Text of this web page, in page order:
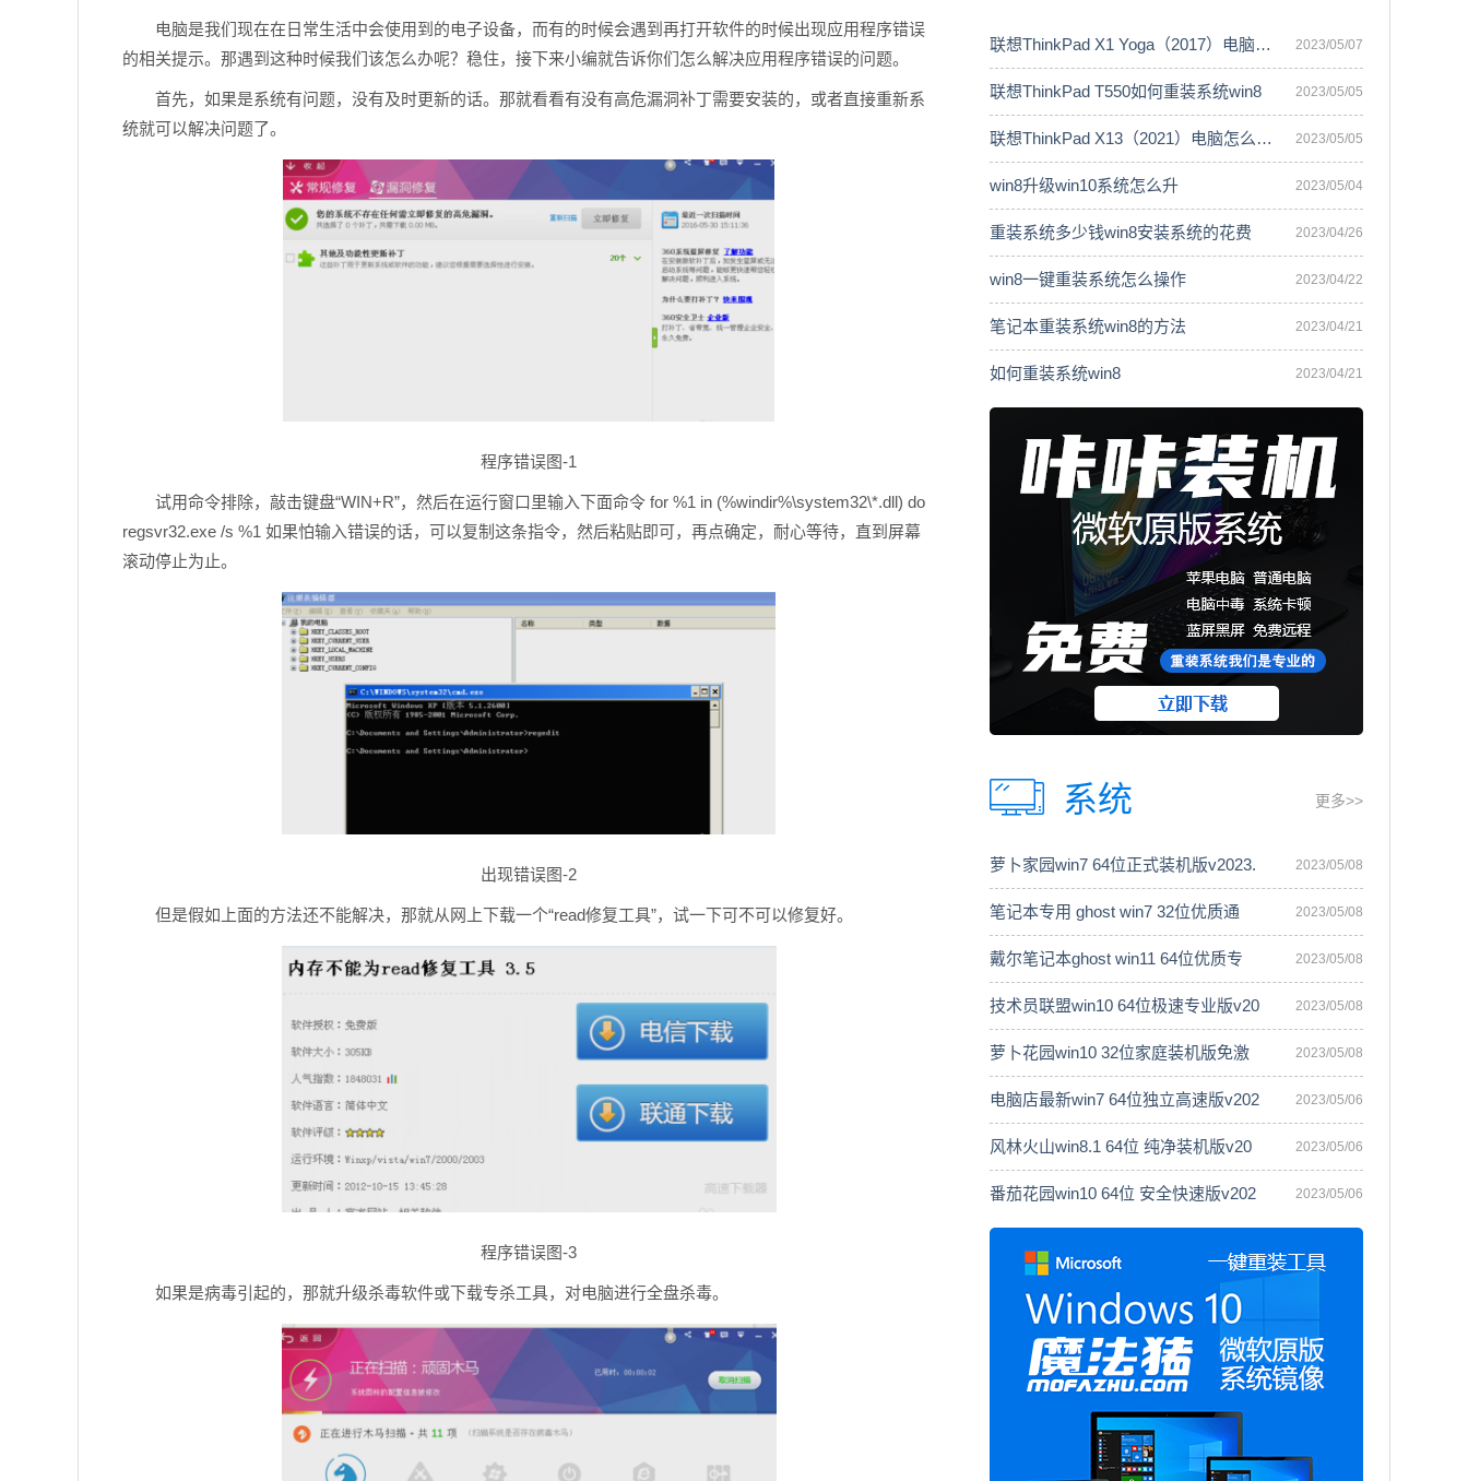
电脑是我们现在在日常生活中会使用到的电子设备，而有的时候会遇到再打开软件的时候出现应用程序错误
的相关提示。那遇到这种时候我们该怎么办呢？稳住，接下来小编就告诉你们怎么解决应用程序错误的问题。
首先，如果是系统有问题，没有及时更新的话。那就看看有没有高危漏洞补丁需要安装的，或者直接重新系
统就可以解决问题了。
程序错误图-1
试用命令排除，敲击键盘“WIN+R”，然后在运行窗口里输入下面命令 for %1 in (%windir%\system32\*.dll) do
regsvr32.exe /s %1 如果怕输入错误的话，可以复制这条指令，然后粘贴即可，再点确定，耐心等待，直到屏幕
滚动停止为止。
出现错误图-2
但是假如上面的方法还不能解决，那就从网上下载一个“read修复工具”，试一下可不可以修复好。
程序错误图-3
如果是病毒引起的，那就升级杀毒软件或下载专杀工具，对电脑进行全盘杀毒。
联想ThinkPad X1 Yoga（2017）电脑安装 2023/05/07
联想ThinkPad T550如何重装系统win8 2023/05/05
联想ThinkPad X13（2021）电脑怎么重装 2023/05/05
win8升级win10系统怎么升 2023/05/04
重装系统多少钱win8安装系统的花费 2023/04/26
win8一键重装系统怎么操作 2023/04/22
笔记本重装系统win8的方法 2023/04/21
如何重装系统win8 2023/04/21
系统 更多>>
萝卜家园win7 64位正式装机版v2023. 2023/05/08
笔记本专用 ghost win7 32位优质通 2023/05/08
戴尔笔记本ghost win11 64位优质专 2023/05/08
技术员联盟win10 64位极速专业版v20 2023/05/08
萝卜花园win10 32位家庭装机版免激 2023/05/08
电脑店最新win7 64位独立高速版v202 2023/05/06
风林火山win8.1 64位 纯净装机版v20 2023/05/06
番茄花园win10 64位 安全快速版v202 2023/05/06